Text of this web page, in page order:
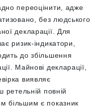
переоцінити, адже
без людського
декларації. Для
ризик-індикатори,
до збільшення
Майнові декларації,
виявляє
ретельній повній
більшим є показник